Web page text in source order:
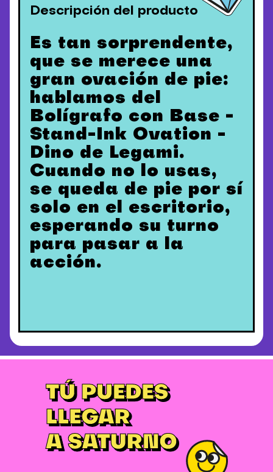
Descripción del producto
Es tan sorprendente,
que se merece una
gran ovación de pie:
hablamos del
Bolígrafo con Base -
Stand-Ink Ovation -
Dino de Legami.
Cuando no lo usas,
se queda de pie por sí
solo en el escritorio,
esperando su turno
para pasar a la
acción.